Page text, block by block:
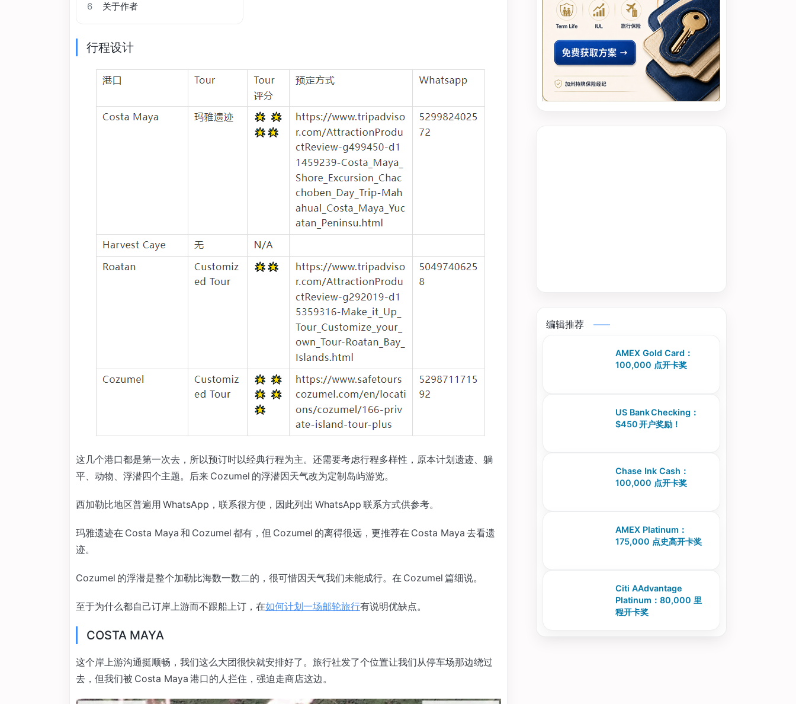
6
关于作者
行程设计
这几个港口都是第一次去，所以预订时以经典行程为主。还需要考虑行程多样性，原本计划遗迹、躺
平、动物、浮潜四个主题。后来 Cozumel 的浮潜因天气改为定制岛屿游览。
西加勒比地区普遍用 WhatsApp，联系很方便，因此列出 WhatsApp 联系方式供参考。
玛雅遗迹在 Costa Maya 和 Cozumel 都有，但 Cozumel 的离得很远，更推荐在 Costa Maya 去看遗
迹。
Cozumel 的浮潜是整个加勒比海数一数二的，很可惜因天气我们未能成行。在 Cozumel 篇细说。
至于为什么都自己订岸上游而不跟船上订，在如何计划一场邮轮旅行有说明优缺点。
COSTA MAYA
这个岸上游沟通挺顺畅，我们这么大团很快就安排好了。旅行社发了个位置让我们从停车场那边绕过
去，但我们被 Costa Maya 港口的人拦住，强迫走商店这边。
编辑推荐
AMEX Gold Card：
100,000 点开卡奖
US Bank Checking：
$450 开户奖励！
Chase Ink Cash：
100,000 点开卡奖
AMEX Platinum：
175,000 点史高开卡奖
Citi AAdvantage
Platinum：80,000 里
程开卡奖